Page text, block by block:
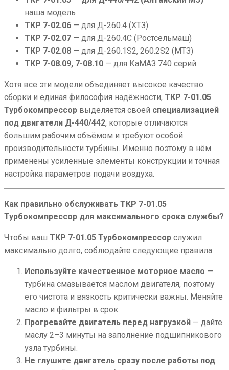
наша модель
ТКР 7-02.06 — для Д-260.4 (ХТЗ)
ТКР 7-02.07 — для Д-260.4С (Ростсельмаш)
ТКР 7-02.08 — для Д-260.1S2, 260.2S2 (МТЗ)
ТКР 7-08.09, 7-08.10 — для КаМАЗ 740 серий
Хотя все эти модели объединяет высокое качество
сборки и единая философия надёжности, ТКР 7-01.05
Турбокомпрессор выделяется своей специализацией
под двигатели Д-440/442, которые отличаются
большим рабочим объёмом и требуют особой
производительности турбины. Именно поэтому в нём
применены усиленные элементы конструкции и точная
настройка параметров подачи воздуха.
Как правильно обслуживать ТКР 7-01.05
Турбокомпрессор для максимального срока службы?
Чтобы ваш ТКР 7-01.05 Турбокомпрессор служил
максимально долго, соблюдайте следующие правила:
Используйте качественное моторное масло —
турбина смазывается маслом двигателя, поэтому
его чистота и вязкость критически важны. Меняйте
масло и фильтры в срок.
Прогревайте двигатель перед нагрузкой — дайте
маслу 2–3 минуты на заполнение подшипникового
узла турбины.
Не глушите двигатель сразу после работы под